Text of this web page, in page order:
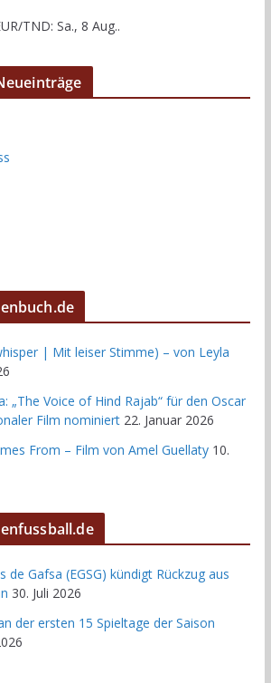
TND: Sa., 8 Aug..
| Mit leiser Stimme) – von Leyla
„The Voice of Hind Rajab“ für den Oscar
Film nominiert 22. Januar 2026
From – Film von Amel Guellaty 10.
de Gafsa (EGSG) kündigt Rückzug aus
30. Juli 2026
der ersten 15 Spieltage der Saison